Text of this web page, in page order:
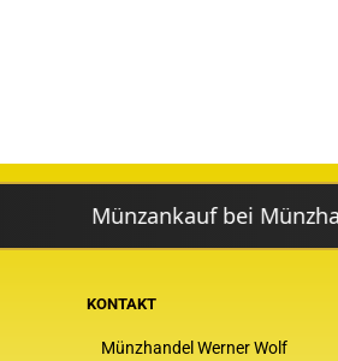
Münzankauf bei Münzhandel
KONTAKT
Münzhandel Werner Wolf